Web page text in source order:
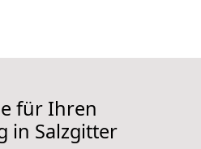
für Ihren
in Salzgitter